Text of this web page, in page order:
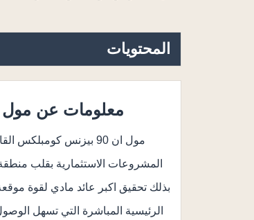
المحتويات
معلومات عن مول ان 90 بيزنس كومبلكس
المشروعات الاستثمارية بقلب
بذلك تحقيق اكبر عائد مادي لقوة
الرئيسية المباشرة التي تسهل